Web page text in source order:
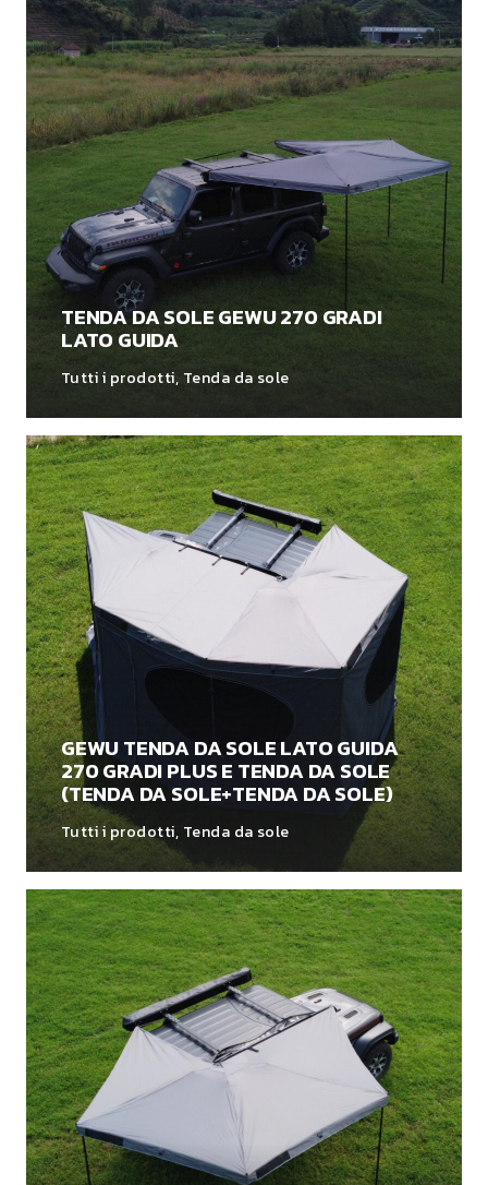
TENDA DA SOLE GEWU 270 GRADI
LATO GUIDA
Tutti i prodotti, Tenda da sole
GEWU TENDA DA SOLE LATO GUIDA
270 GRADI PLUS E TENDA DA SOLE
(TENDA DA SOLE+TENDA DA SOLE)
Tutti i prodotti, Tenda da sole